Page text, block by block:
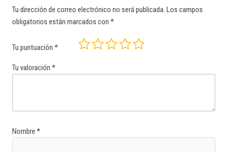
Tu dirección de correo electrónico no será publicada. Los campos
obligatorios están marcados con *
Tu puntuación *
Tu valoración *
Nombre *